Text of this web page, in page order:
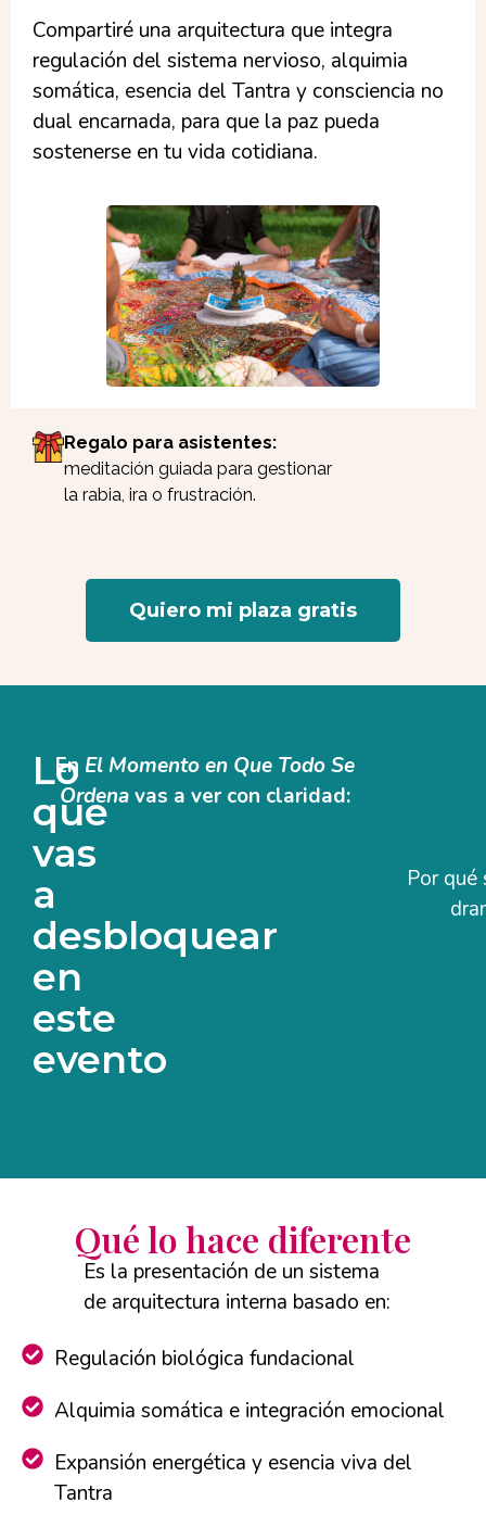
Compartiré una arquitectura que integra
regulación del sistema nervioso, alquimia
somática, esencia del Tantra y consciencia no
dual encarnada, para que la paz pueda
sostenerse en tu vida cotidiana.
Regalo para asistentes:
meditación guiada para gestionar
la rabia, ira o frustración.
Quiero mi plaza gratis
Lo
que
vas
a
desbloquear
en
este
evento
En El Momento en Que Todo Se
Ordenavas a ver con claridad:
Por qué
Qué lo hace diferente
Es la presentación de un sistema
de arquitectura interna basado en:
Regulación biológica fundacional
Alquimia somática e integración emocional
Expansión energética y esencia viva del
Tantra